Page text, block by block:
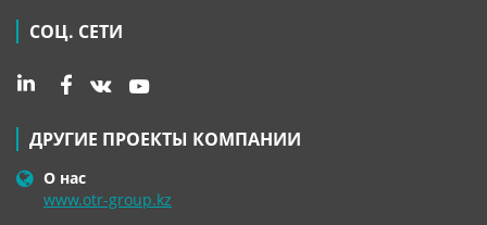
СОЦ. СЕТИ
ДРУГИЕ ПРОЕКТЫ КОМПАНИИ
О нас
www.otr-group.kz